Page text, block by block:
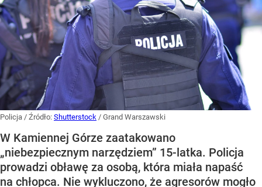
Policja / Źródło: Shutterstock / Grand Warszawski
W Kamiennej Górze zaatakowano
„niebezpiecznym narzędziem” 15-latka. Policja
prowadzi obławę za osobą, która miała napaść
na chłopca. Nie wykluczono, że agresorów mogło